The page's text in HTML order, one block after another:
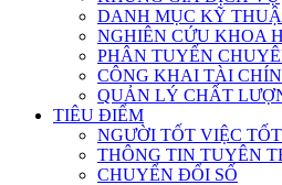
DANH MỤC KỸ
NGHIÊN CỨU KHOA
PHÂN TUYẾN
CÔNG KHAI TÀI
QUẢN LÝ CHẤT
TIÊU ĐIỂM
NGƯỜI TỐT VIỆC TỐT
THÔNG TIN TUYÊN
CHUYỂN ĐỔI SỐ